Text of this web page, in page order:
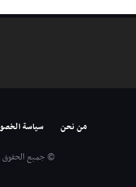
من نحن سياسة
© جميع الحقوق